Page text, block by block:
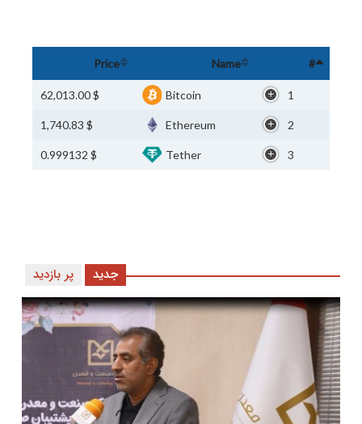
#
Name
Price
1
Bitcoin
$ 62,013.00
2
Ethereum
$ 1,740.83
3
Tether
$ 0.999132
پر بازدید جدید